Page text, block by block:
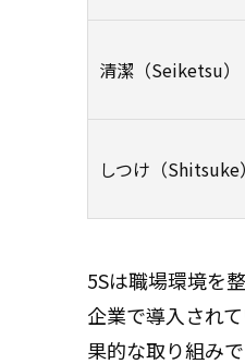
清潔（Seiketsu）
しつけ（Shitsuke）
5Sは職場環境を
企業で導入され
果的な取り組みで